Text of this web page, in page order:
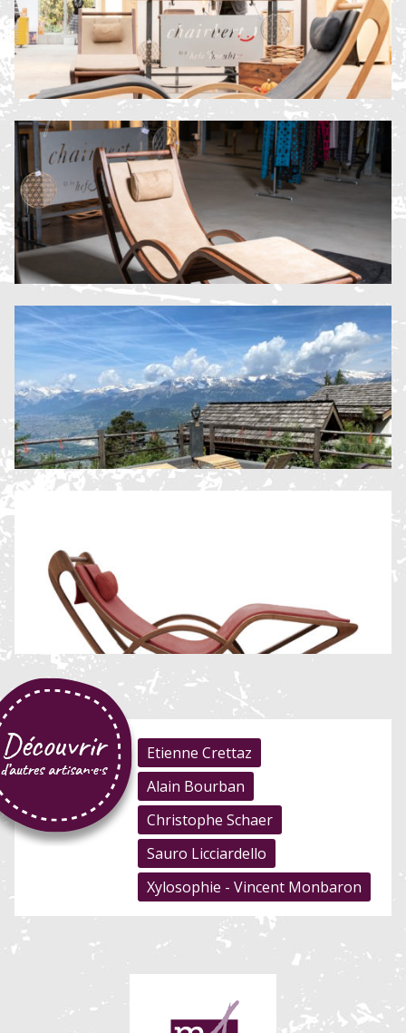
Etienne Crettaz
Alain Bourban
Christophe Schaer
Sauro Licciardello
Xylosophie - Vincent Monbaron